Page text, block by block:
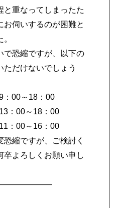
と重なってしまったた
お伺いするのが困難と
で恐縮ですが、以下の
ただけないでしょう
00～18：00
：00～18：00
：00～16：00
縮ですが、ご検討く
卒よろしくお願い申し